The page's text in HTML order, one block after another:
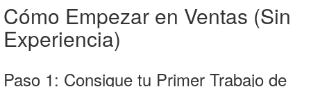
Cómo Empezar en Ventas (Sin
Experiencia)
Paso 1: Consigue tu Primer Trabajo de